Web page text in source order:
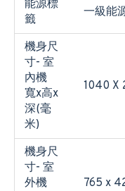
能源標
籤
一級能
機身尺
寸- 室
內機
寬x高x
深(毫
米)
1040 X
機身尺
寸- 室
外機
765 x